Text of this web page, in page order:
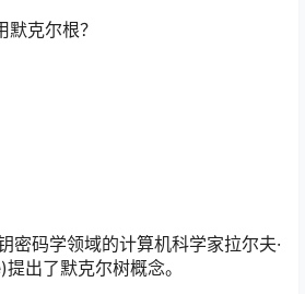
默克尔根？
密码学领域的计算机科学家拉尔夫·
出了默克尔树概念。